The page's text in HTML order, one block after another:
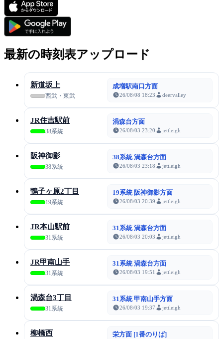
最新の時刻表アップロード
新道坂上
西武・東武
成増駅南口方面
26/08/08 18:23 deervalley
JR住吉駅前
38系統
渦森台方面
26/08/03 23:20 jettleigh
阪神御影
38系統
38系統 渦森台方面
26/08/03 23:18 jettleigh
鴨子ヶ原2丁目
19系統
19系統 阪神御影方面
26/08/03 20:39 jettleigh
JR本山駅前
31系統
31系統 渦森台方面
26/08/03 20:03 jettleigh
JR甲南山手
31系統
31系統 渦森台方面
26/08/03 19:51 jettleigh
渦森台3丁目
31系統
31系統 甲南山手方面
26/08/03 19:37 jettleigh
柳橋西 栄方面 [1番のりば]